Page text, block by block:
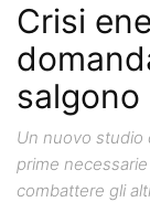
Crisi
salgono
Un nuovo studio
prime
combattere gli